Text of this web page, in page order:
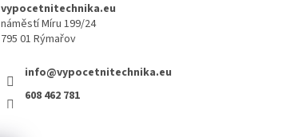
vypocetnitechnika.eu
náměstí Míru 199/24
795 01 Rýmařov
info@vypocetnitechnika.eu
608 462 781